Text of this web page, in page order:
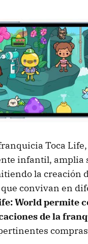
Toca
infantil, amplia
la creación
convivan en
World permite
de la